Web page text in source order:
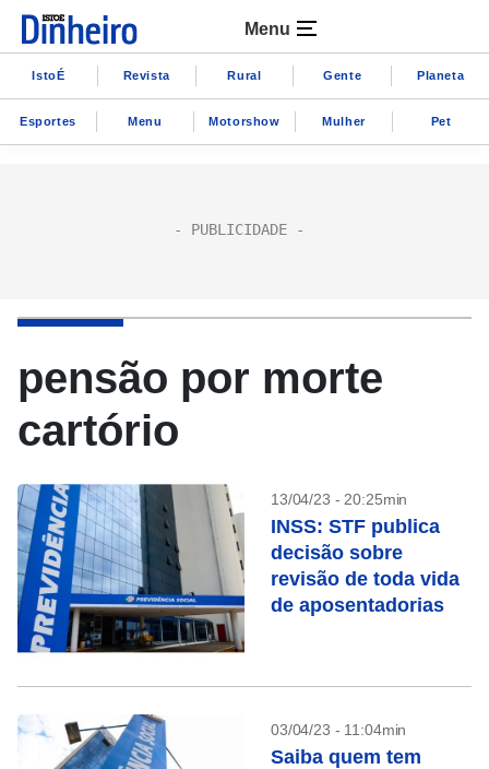
Menu
IstoÉ Revista Rural Gente Planeta
Esportes Menu Motorshow Mulher Pet
pensão por morte
cartório
13/04/23 - 20:25min
INSS: STF publica
decisão sobre
revisão de toda vida
de aposentadorias
03/04/23 - 11:04min
Saiba quem tem